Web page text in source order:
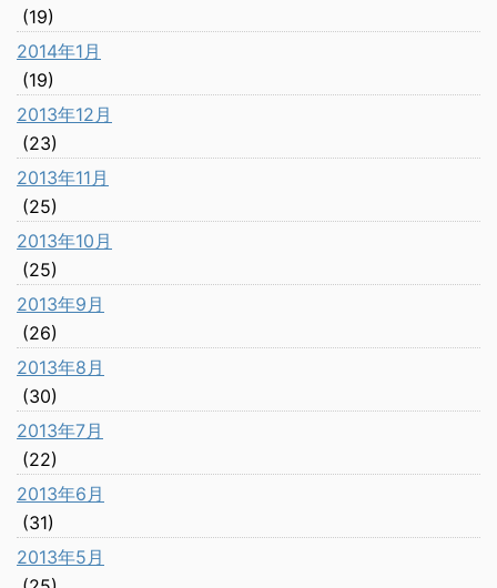
(19)
2014年1月
(19)
2013年12月
(23)
2013年11月
(25)
2013年10月
(25)
2013年9月
(26)
2013年8月
(30)
2013年7月
(22)
2013年6月
(31)
2013年5月